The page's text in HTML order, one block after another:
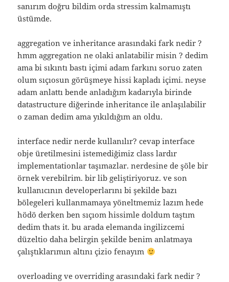
sanırım doğru bildim orda stressim kalmamıştı
üstümde.
aggregation ve inheritance arasındaki fark nedir ?
hmm aggregation ne olaki anlatabilir misin ? dedim
ama bi sıkıntı bastı içimi adam farkını soruo zaten
olum sıçıosun görüşmeye hissi kapladı içimi. neyse
adam anlattı bende anladığım kadarıyla birinde
datastructure diğerinde inheritance ile anlaşılabilir
o zaman dedim ama yıkıldığım an oldu.
interface nedir nerde kullanılır? cevap interface
obje üretilmesini istemediğimiz class lardır
implementationlar taşımazlar. nerdesine de şöle bir
örnek verebilrim. bir lib geliştiriyoruz. ve son
kullanıcının developerlarını bi şekilde bazı
bölegeleri kullanmamaya yöneltmemiz lazım hede
hödö derken ben sıçıom hissimle doldum taştım
dedim thats it. bu arada elemanda ingilizcemi
düzeltio daha belirgin şekilde benim anlatmaya
çalıştıklarımın altını çizio fenayım
overloading ve overriding arasındaki fark nedir ?